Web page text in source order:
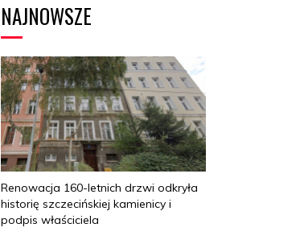
NAJNOWSZE
Renowacja 160-letnich drzwi odkryła
historię szczecińskiej kamienicy i
podpis właściciela